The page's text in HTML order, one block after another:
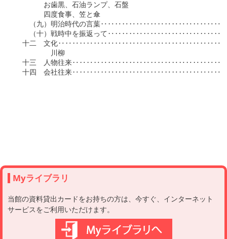
お歯黒、石油ランプ、石盤
四度食事、笠と傘
（九）明治時代の言葉
（十）戦時中を振返って
十二　文化
川柳
十三　人物往来
十四　会社往来
Myライブラリ
当館の資料貸出カードをお持ちの方は、今すぐ、インターネット
サービスをご利用いただけます。